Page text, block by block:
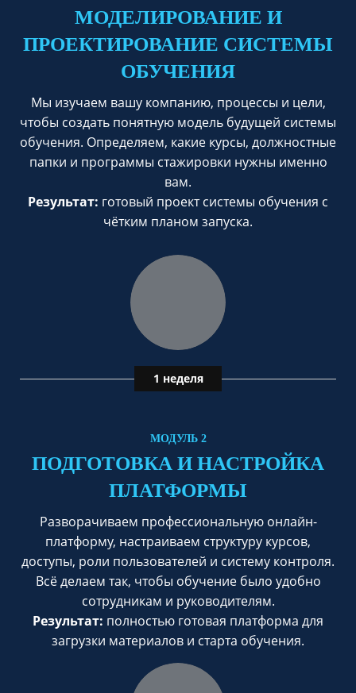
1 неделя
МОДЕЛИРОВАНИЕ И
ПРОЕКТИРОВАНИЕ СИСТЕМЫ
ОБУЧЕНИЯ
Мы изучаем вашу компанию, процессы и цели,
чтобы создать понятную модель будущей системы
обучения. Определяем, какие курсы, должностные
папки и программы стажировки нужны именно
вам.
Результат: готовый проект системы обучения с
чётким планом запуска.
МОДУЛЬ 2
ПОДГОТОВКА И НАСТРОЙКА
ПЛАТФОРМЫ
Разворачиваем профессиональную онлайн-
платформу, настраиваем структуру курсов,
доступы, роли пользователей и систему контроля.
Всё делаем так, чтобы обучение было удобно
сотрудникам и руководителям.
Результат: полностью готовая платформа для
загрузки материалов и старта обучения.